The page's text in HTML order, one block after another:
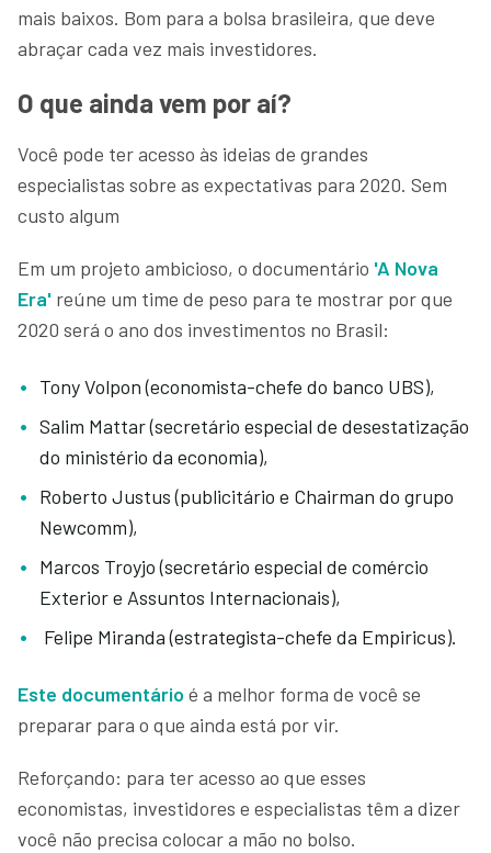
mais baixos. Bom para a bolsa brasileira, que deve
abraçar cada vez mais investidores.
O que ainda vem por aí?
Você pode ter acesso às ideias de grandes
especialistas sobre as expectativas para 2020. Sem
custo algum
Em um projeto ambicioso, o documentário 'A Nova
Era' reúne um time de peso para te mostrar por que
2020 será o ano dos investimentos no Brasil:
Tony Volpon (economista-chefe do banco UBS),
Salim Mattar (secretário especial de desestatização
do ministério da economia),
Roberto Justus (publicitário e Chairman do grupo
Newcomm),
Marcos Troyjo (secretário especial de comércio
Exterior e Assuntos Internacionais),
Felipe Miranda (estrategista-chefe da Empiricus).
Este documentário é a melhor forma de você se
preparar para o que ainda está por vir.
Reforçando: para ter acesso ao que esses
economistas, investidores e especialistas têm a dizer
você não precisa colocar a mão no bolso.